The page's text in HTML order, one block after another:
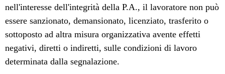
nell'interesse dell'integrità della P.A., il lavoratore non può
essere sanzionato, demansionato, licenziato, trasferito o
sottoposto ad altra misura organizzativa avente effetti
negativi, diretti o indiretti, sulle condizioni di lavoro
determinata dalla segnalazione.